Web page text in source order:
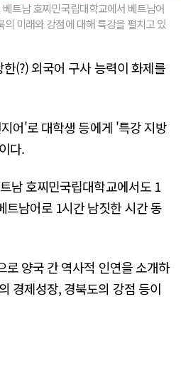
트남 호찌민국립대학교에서 베트남어
미래와 강점에 대해 특강을 펼치고 있
(?) 외국어 구사 능력이 화제를
어'로 대학생 등에게 '특강 지방
다.
남 호찌민국립대학교에서도 1
트남어로 1시간 남짓한 시간 동
로 양국 간 역사적 인연을 소개하
경제성장, 경북도의 강점 등이